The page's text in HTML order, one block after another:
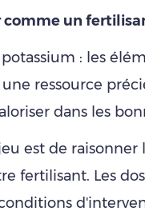
comme un
: les
ressource
dans les
est de
fertilisant. Les